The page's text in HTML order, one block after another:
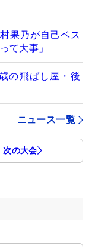
果乃が自己ベス
て大事」
の飛ばし屋・後
ニュース一覧
次の大会